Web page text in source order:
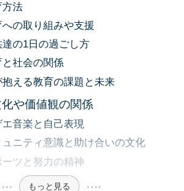
方法
への取り組みや支援
達の1日の過ごし方
と社会の関係
抱える教育の課題と未来
や価値観の関係
エ音楽と自己表現
ュニティ意識と助け合いの文化
ーツと努力の精神
もっと見る